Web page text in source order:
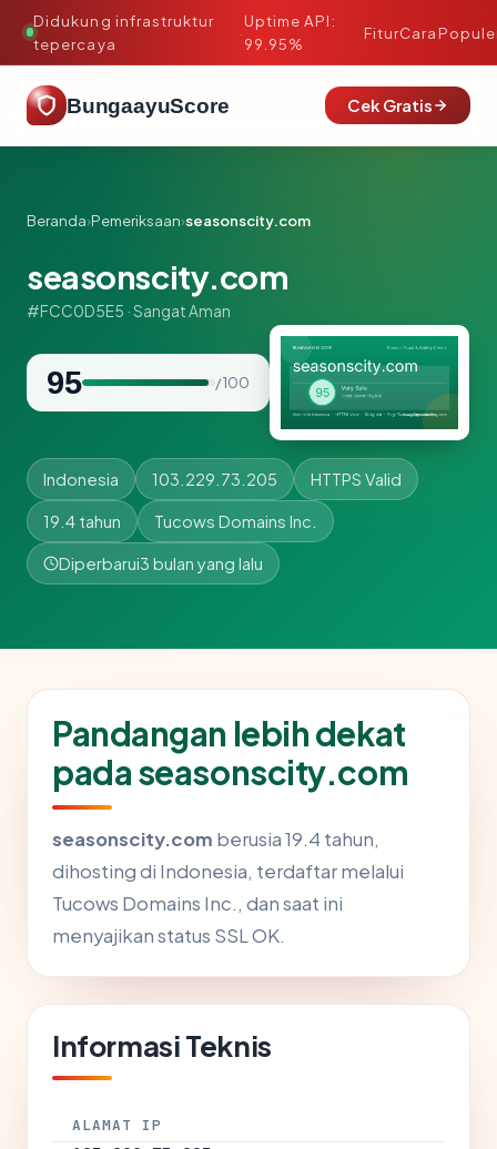
Didukung infrastruktur
tepercaya
·
Uptime API:
99.95%
FiturCara
BungaayuScore Cek Gratis
Beranda›Pemeriksaan›seasonscity.com
seasonscity.com
#FCC0D5E5 · Sangat Aman
95 / 100
Indonesia 103.229.73.205 HTTPS Valid
19.4 tahun Tucows Domains Inc.
Diperbarui3 bulan yang lalu
Pandangan lebih dekat
pada seasonscity.com
seasonscity.com berusia 19.4 tahun,
dihosting di Indonesia, terdaftar melalui
Tucows Domains Inc., dan saat ini
menyajikan status SSL OK.
Informasi Teknis
ALAMAT IP